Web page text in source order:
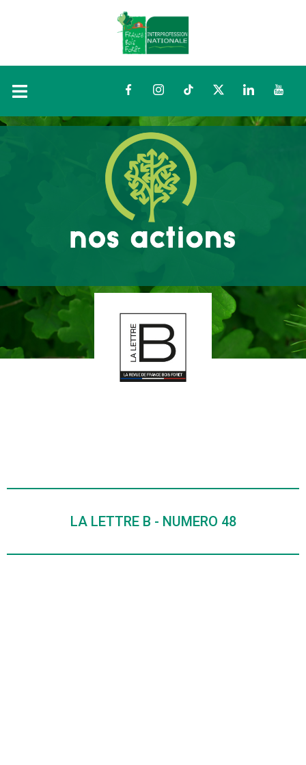
FacebookInstagramTikTokTwitterLinkedIn
LA LETTRE B - NUMERO 48